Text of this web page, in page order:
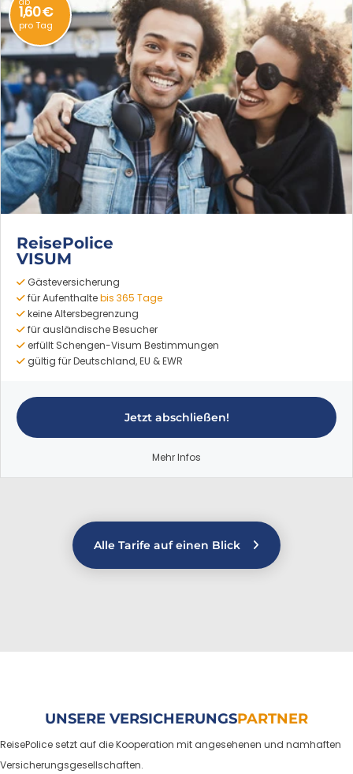
1,60 €
pro Tag
ReisePolice
VISUM
Gästeversicherung
für Aufenthaltebis 365 Tage
keine Altersbegrenzung
für ausländische Besucher
erfüllt Schengen-Visum Bestimmungen
gültig für Deutschland, EU & EWR
Jetzt abschließen!
Mehr Infos
Alle Tarife auf einen Blick
UNSERE VERSICHERUNGSPARTNER
ReisePolice setzt auf die Kooperation mit angesehenen und namhaften
Versicherungsgesellschaften.